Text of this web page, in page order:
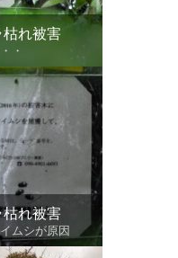
れ被害
・
れ被害
ムシが原因